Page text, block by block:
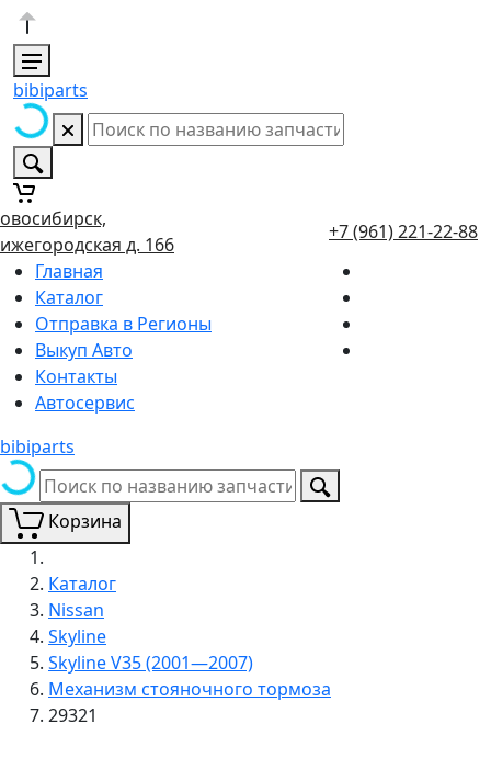
bibiparts
д. 166
+7 (961) 221-22-88
Главная
Каталог
Отправка в Регионы
Выкуп Авто
Контакты
Автосервис
bibiparts
Корзина
Каталог
Nissan
Skyline
Skyline V35 (2001—2007)
Механизм стояночного тормоза
29321